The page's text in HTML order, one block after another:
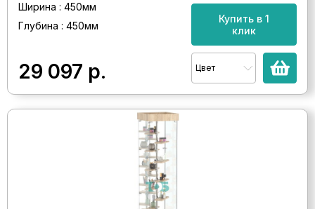
Ширина : 450мм
Глубина : 450мм
29 097 р.
Купить в 1
клик
Цвет